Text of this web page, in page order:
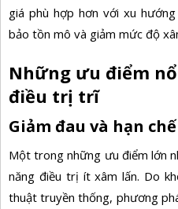
giá phù hợp hơn với xu
bảo tồn mô và giảm mức độ
Những ưu điểm
điều trị trĩ
Giảm đau và hạn
Một trong những ưu điểm lớn
năng điều trị ít xâm lấn. Do
thuật truyền thống, phương